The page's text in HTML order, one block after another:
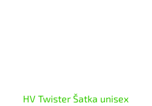
HV Twister Šatka unisex